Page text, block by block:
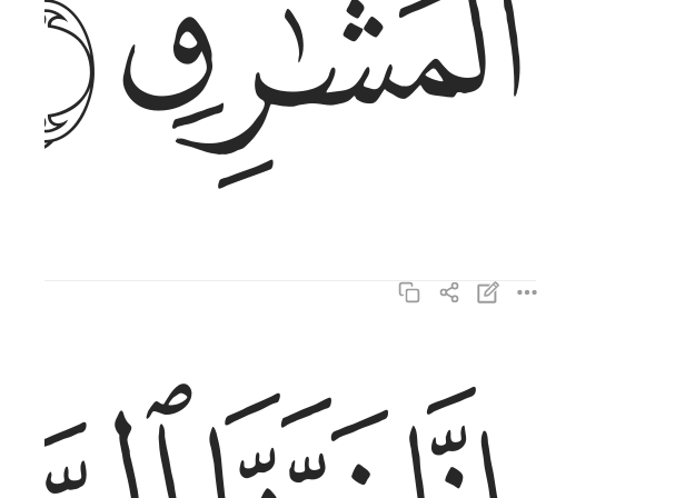
إِنَّا زَيَّنَّا ٱلسَّمَآءَ ٱلدُّنْيَا بِزِينَةٍ ٱلْكَوَاكِبِ ٦